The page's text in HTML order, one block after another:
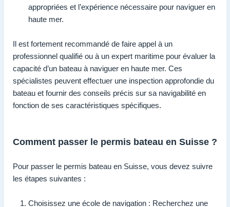
appropriées et l’expérience nécessaire pour naviguer en
haute mer.
Il est fortement recommandé de faire appel à un
professionnel qualifié ou à un expert maritime pour évaluer la
capacité d’un bateau à naviguer en haute mer. Ces
spécialistes peuvent effectuer une inspection approfondie du
bateau et fournir des conseils précis sur sa navigabilité en
fonction de ses caractéristiques spécifiques.
Comment passer le permis bateau en Suisse ?
Pour passer le permis bateau en Suisse, vous devez suivre
les étapes suivantes :
Choisissez une école de navigation : Recherchez une